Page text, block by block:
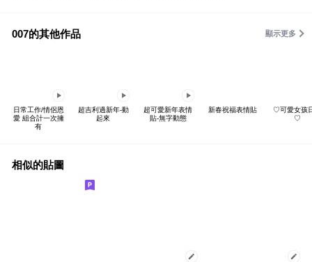
007的其他作品 顯示更多
日常工作/情侶恩
愛 組合計一次擁
有
超吉利過新年-動
起來
超可愛新年表情
貼-無字動態
新春祝福表情貼
♡可愛女孩
♡
相似的貼圖